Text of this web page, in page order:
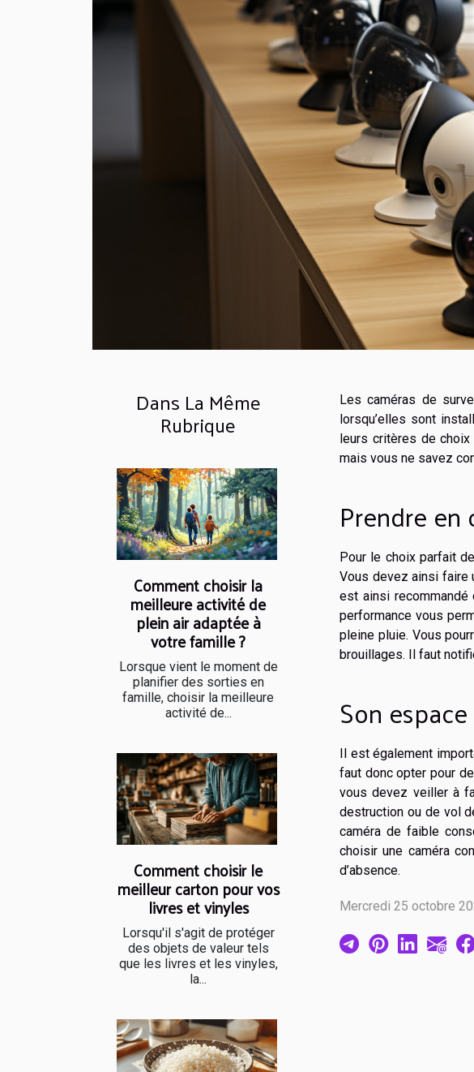
Dans La Même
Rubrique
Comment choisir la
meilleure activité de
plein air adaptée à
votre famille ?
Lorsque vient le moment de
planifier des sorties en
famille, choisir la meilleure
activité de...
Comment choisir le
meilleur carton pour vos
livres et vinyles
Lorsqu'il s'agit de protéger
des objets de valeur tels
que les livres et les vinyles,
la...
Les caméras de
lorsqu’elles sont
leurs critères de
mais vous ne savez
Prendre en
Pour le choix parfait
Vous devez ainsi faire
est ainsi recommandé
performance vous
pleine pluie. Vous
brouillages. Il faut
Son
Il est également
faut donc opter pour
vous devez veiller à
destruction ou de vol
caméra de faible
choisir une caméra
d’absence.
Mercredi 25 octobre